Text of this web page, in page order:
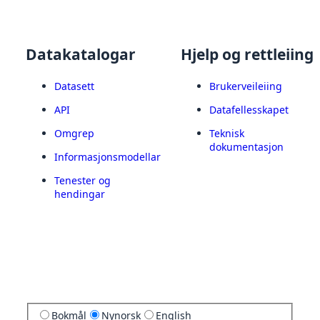
Datakatalogar
Datasett
API
Omgrep
Informasjonsmodellar
Tenester og
hendingar
Hjelp og rettleiing
Brukerveileiing
Datafellesskapet
Teknisk
dokumentasjon
Bokmål Nynorsk English